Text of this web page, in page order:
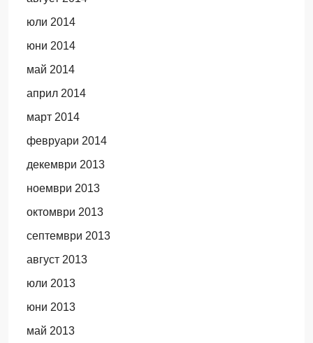
юли 2014
юни 2014
май 2014
април 2014
март 2014
февруари 2014
декември 2013
ноември 2013
октомври 2013
септември 2013
август 2013
юли 2013
юни 2013
май 2013